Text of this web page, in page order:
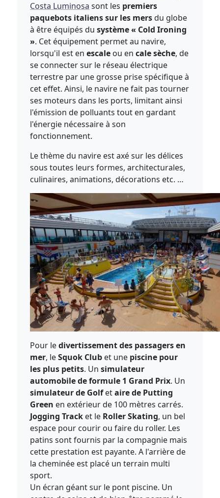
Costa Luminosa sont les premiers
paquebots italiens sur les mersdu globe
à être équipés dusystème « Cold Ironing
». Cet équipement permet au navire,
lorsqu'il est enescale ou encale sèche, de
se connecter sur le réseau électrique
terrestre par une grosse prise spécifique à
cet effet. Ainsi, le navire ne fait pas tourner
ses moteurs dans les ports, limitant ainsi
l'émission de polluants tout en gardant
l'énergie nécessaire à son
fonctionnement.
Le thème du navire est axé sur les délices
sous toutes leurs formes, architecturales,
culinaires, animations, décorations etc. …
Pour ledivertissement des passagers en
mer, leSquok Club et une piscine pour
les plus petits. Unsimulateur
automobile de formule 1 Grand Prix. Un
simulateur de Golfetaire de Putting
Green en extérieur de 100 mètres carrés.
Jogging Track et le Roller Skating, un bel
espace pour courir ou faire du roller. Les
patins sont fournis par la compagnie mais
cette prestation est payante. A l'arrière de
la cheminée est placé un terrain multi
sport.
Un écran géant sur le pont piscine. Un